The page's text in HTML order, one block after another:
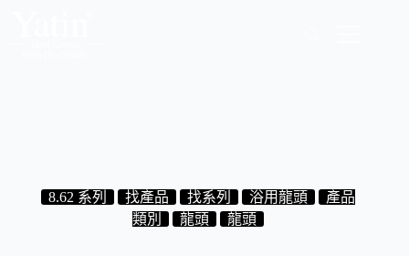
8.62 系列
找產品 找系列 浴用龍頭
產品
類別
龍頭 龍頭